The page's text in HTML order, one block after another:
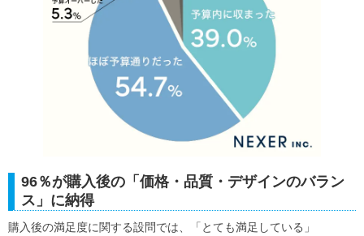
96％が購入後の「価格・品質・デザインのバラン
ス」に納得
購入後の満足度に関する設問では、「とても満足している」